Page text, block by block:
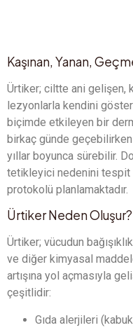
Kaşınan, Yanan,
Ürtiker; ciltte ani gelişen,
lezyonlarla kendini
biçimde etkileyen bir
birkaç günde
yıllar boyunca sürebilir.
tetikleyici nedenini
protokolü planlamaktadır.
Ürtiker Neden Oluşur?
Ürtiker; vücudun
ve diğer kimyasal
artışına yol açmasıyla
çeşitlidir:
Gıda alerjileri